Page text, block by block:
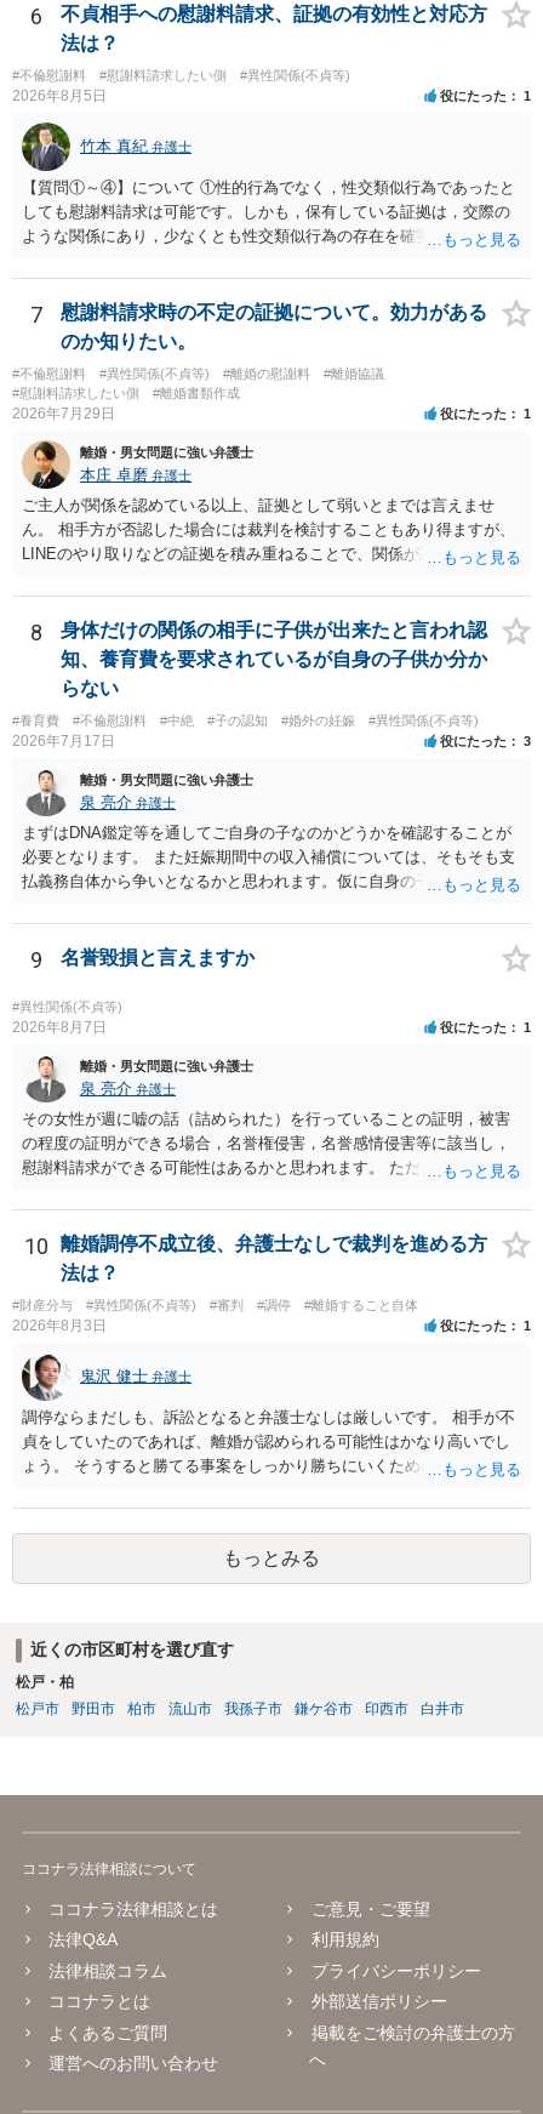
は例外的に認める扱いもありますが、かなり限定されているので一般
的ではないでしょう）。もし韓国本社がアカウント管理をしているな
ら、日本法人へ送っても「ウチでは管理していない」という回答にな
ります。 個人で直接他人のID情報の開示を求めても拒否されるでしょ
6
不貞相手への慰謝料請求、証拠の有効性と対応方
法は？
#不倫慰謝料 #慰謝料請求したい側 #異性関係(不貞等)
2026年8月5日 役にたった 1
竹本 真紀 弁護士
【質問①～④】について ①性的行為でなく，性交類似行為であったと
しても慰謝料請求は可能です。しかも，保有している証拠は，交際の
ような関係にあり，少なくとも性交類似行為の存在を確実に証明でき
ことを窺わせるものです。）。ですから，慰謝料請求を進めることで
よいと思います。 ただ．慰謝料額については，婚姻破綻に至っていな
いとして，この点を考慮されることになるかもしれません。 ②夫との
今後のことを考えて書いてもらうか否かを検討するのがよいと思いま
す。今ある証拠以上のことを証明（証明力を強めることも含む）でき
るのであれば，前向きに検討を進めるという考え方でもよいでしょ
値と夫との関係との均衡のように思います。 ③行政書士に委任をして
いるのであれば，どのような内容の委任なのか不明ですが，その行政
書士との協議になると思います。請求するか，訴訟にするか，その点
の見極めや，相手方は性交類似行為は認めているのか，それさえも否
定しているのかによって，考え方・進め方は変わってくると思いま
あれば，本人（行政書士でも同じだと思います。）への対応ではあま
り変わらないように思います。減額で折り合えるなら本人様の交渉で
もよいように思いますが，ゼロかどうかの観点であれば，訴訟に進む
しかなくなるようにも思います。そうしますと，お近くの弁護士に相
談して進めることを検討した方がよいようにも思います。
7
慰謝料請求時の不定の証拠について。効力がある
のか知りたい。
#不倫慰謝料 #異性関係(不貞等) #離婚の慰謝料
#離婚協議
#慰謝料請求したい側
#離婚書類作成
2026年7月29日 役にたった 1
離婚・男女問題に強い弁護士
本庄 卓磨 弁護士
ご主人が関係を認めている以上、証拠として弱いとまでは言えませ
ん。 相手方が否認した場合には裁判を検討することもあり得ますが、
LINEのやり取りなどの証拠を積み重ねることで、関係が認定される余
個別の事情によりますので、お早めに弁護士に相談されることをおす
すめします。
8
身体だけの関係の相手に子供が出来たと言われ認
知、養育費を要求されているが自身の子供か分か
らない
#養育費 #不倫慰謝料 #中絶 #子の認知 #婚外の妊娠 #異性関係(不貞等)
2026年7月17日 役にたった 3
離婚・男女問題に強い弁護士
泉 亮介 弁護士
まずはDNA鑑定等を通してご自身の子なのかどうかを確認することが
必要となります。 また妊娠期間中の収入補償については、そもそも支
払義務自体から争いとなるかと思われます。仮に自身の子であったと
相手に弁護士がついているということであれば、依頼をするかしない
かは別として一度ご自身も個別に弁護士に相談をされたほうが良いで
9 名誉毀損と言えますか
#異性関係(不貞等)
2026年8月7日 役にたった 1
離婚・男女問題に強い弁護士
泉 亮介 弁護士
その女性が週に嘘の話（詰められた）を行っていることの証明，被害
の程度の証明ができる場合，名誉権侵害，名誉感情侵害等に該当し，
慰謝料請求ができる可能性はあるかと思われます。 ただ弁護士費用を
た方が良いでしょう。
10
離婚調停不成立後、弁護士なしで裁判を進める方
法は？
#財産分与 #異性関係(不貞等) #審判 #調停 #離婚すること自体
2026年8月3日 役にたった 1
鬼沢 健士 弁護士
調停ならまだしも、訴訟となると弁護士なしは厳しいです。 相手が不
貞をしていたのであれば、離婚が認められる可能性はかなり高いでし
ょう。 そうすると勝てる事案をしっかり勝ちにいくためにも弁護士委
もっとみる
近くの市区町村を選び直す
松戸・柏
松戸市
野田市 柏市 流山市 我孫子市 鎌ケ谷市 印西市 白井市
ココナラ法律相談について
ココナラ法律相談とは
法律Q&A
法律相談コラム
ココナラとは
よくあるご質問
運営へのお問い合わせ
ご意見・ご要望
利用規約
プライバシーポリシー
外部送信ポリシー
掲載をご検討の弁護士の方
へ